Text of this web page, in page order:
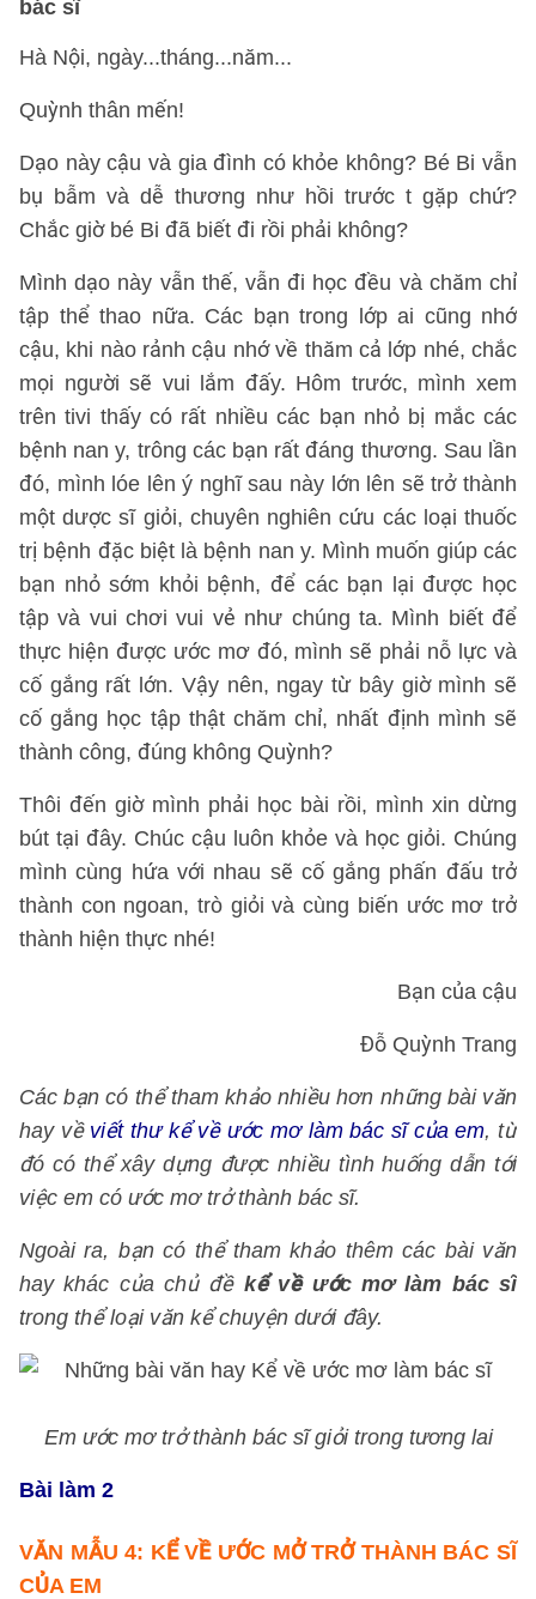
bác sĩ
Hà Nội, ngày...tháng...năm...
Quỳnh thân mến!
Dạo này cậu và gia đình có khỏe không? Bé Bi vẫn
bụ bẫm và dễ thương như hồi trước t gặp chứ?
Chắc giờ bé Bi đã biết đi rồi phải không?
Mình dạo này vẫn thế, vẫn đi học đều và chăm chỉ
tập thể thao nữa. Các bạn trong lớp ai cũng nhớ
cậu, khi nào rảnh cậu nhớ về thăm cả lớp nhé, chắc
mọi người sẽ vui lắm đấy. Hôm trước, mình xem
trên tivi thấy có rất nhiều các bạn nhỏ bị mắc các
bệnh nan y, trông các bạn rất đáng thương. Sau lần
đó, mình lóe lên ý nghĩ sau này lớn lên sẽ trở thành
một dược sĩ giỏi, chuyên nghiên cứu các loại thuốc
trị bệnh đặc biệt là bệnh nan y. Mình muốn giúp các
bạn nhỏ sớm khỏi bệnh, để các bạn lại được học
tập và vui chơi vui vẻ như chúng ta. Mình biết để
thực hiện được ước mơ đó, mình sẽ phải nỗ lực và
cố gắng rất lớn. Vậy nên, ngay từ bây giờ mình sẽ
cố gắng học tập thật chăm chỉ, nhất định mình sẽ
thành công, đúng không Quỳnh?
Thôi đến giờ mình phải học bài rồi, mình xin dừng
bút tại đây. Chúc cậu luôn khỏe và học giỏi. Chúng
mình cùng hứa với nhau sẽ cố gắng phấn đấu trở
thành con ngoan, trò giỏi và cùng biến ước mơ trở
thành hiện thực nhé!
Bạn của cậu
Đỗ Quỳnh Trang
Các bạn có thể tham khảo nhiều hơn những bài văn
hay về viết thư kể về ước mơ làm bác sĩ của em, từ
đó có thể xây dựng được nhiều tình huống dẫn tới
việc em có ước mơ trở thành bác sĩ.
Ngoài ra, bạn có thể tham khảo thêm các bài văn
hay khác của chủ đề kể về ước mơ làm bác sĩ
trong thể loại văn kể chuyện dưới đây.
Em ước mơ trở thành bác sĩ giỏi trong tương lai
Bài làm 2
VĂN MẪU 4: KỂ VỀ ƯỚC MỞ TRỞ THÀNH BÁC SĨ
CỦA EM